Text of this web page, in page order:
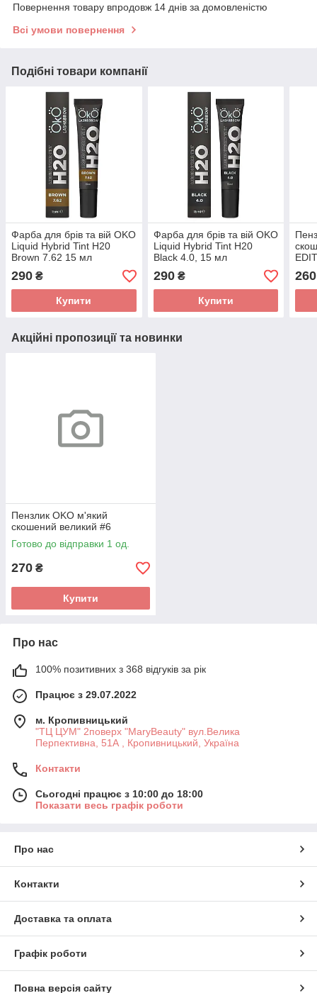
Повернення товару впродовж 14 днів за домовленістю
Всі умови повернення
Подібні товари компанії
Фарба для брів та вій OKO
Liquid Hybrid Tint H20
Brown 7.62 15 мл
290 ₴
Купити
Фарба для брів та вій OKO
Liquid Hybrid Tint H20
Black 4.0, 15 мл
290₴
Купити
260
Акційні пропозиції та новинки
Пензлик OKO м'який
скошений великий #6
Готово до відправки 1 од.
270 ₴
Купити
Про нас
100% позитивних з 368 відгуків за рік
Працює з 29.07.2022
м. Кропивницький
"ТЦ ЦУМ" 2поверх "MaryBeauty" вул.Велика
Перпективна, 51А , Кропивницький, Україна
Контакти
Сьогодні працює з 10:00 до 18:00
Показати весь графік роботи
Про нас
Контакти
Доставка та оплата
Графік роботи
Повна версія сайту